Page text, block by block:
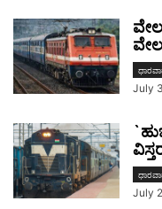
July
July